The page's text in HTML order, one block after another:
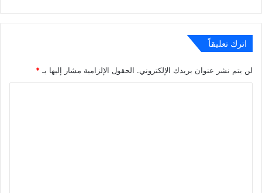
اترك تعليقاً
لن يتم نشر عنوان بريدك الإلكتروني. الحقول الإلزامية مشار إليها بـ*